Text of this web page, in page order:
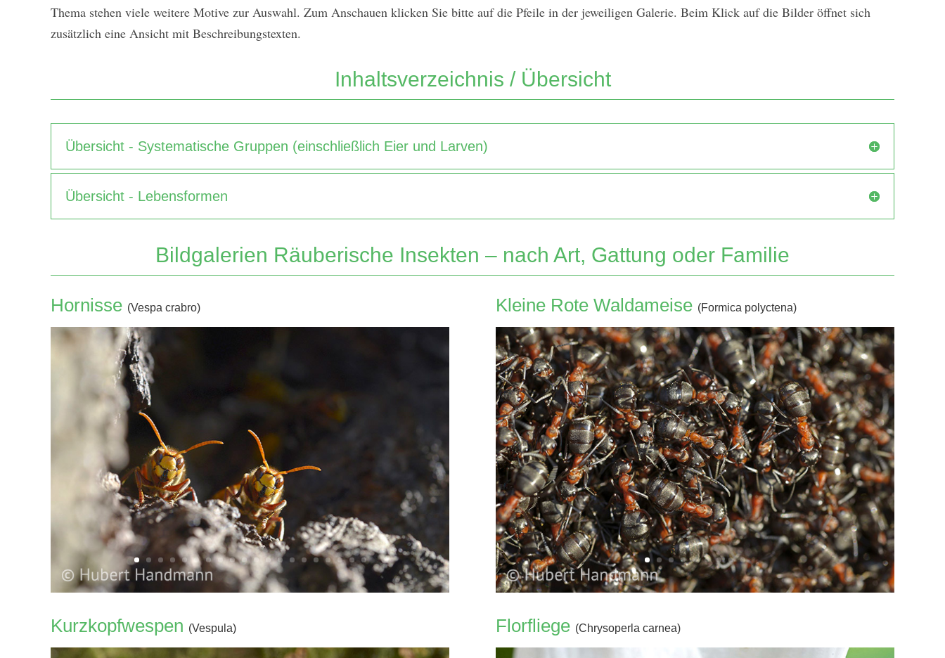
Thema stehen viele weitere Motive zur Auswahl. Zum Anschauen klicken Sie bitte auf die Pfeile in der jeweiligen Galerie. Beim Klick auf die Bilder öffnet sich
zusätzlich eine Ansicht mit Beschreibungstexten.
Inhaltsverzeichnis / Übersicht
Übersicht - Systematische Gruppen (einschließlich Eier und Larven)
Übersicht - Lebensformen
Bildgalerien Räuberische Insekten – nach Art, Gattung oder Familie
Hornisse (Vespa crabro)
Kurzkopfwespen (Vespula)
Kleine Rote Waldameise (Formica polyctena)
Florfliege (Chrysoperla carnea)